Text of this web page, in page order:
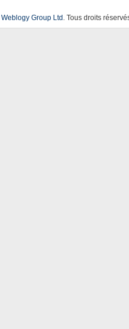
Weblogy Group Ltd . Tous droits